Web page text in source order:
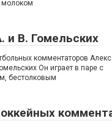
молоком
и В. Гомельских
комментаторов
Он играет в паре с
бестолковым